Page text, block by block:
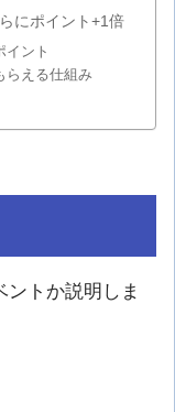
にポイント+1倍
イント
らえる仕組み
トか説明しま